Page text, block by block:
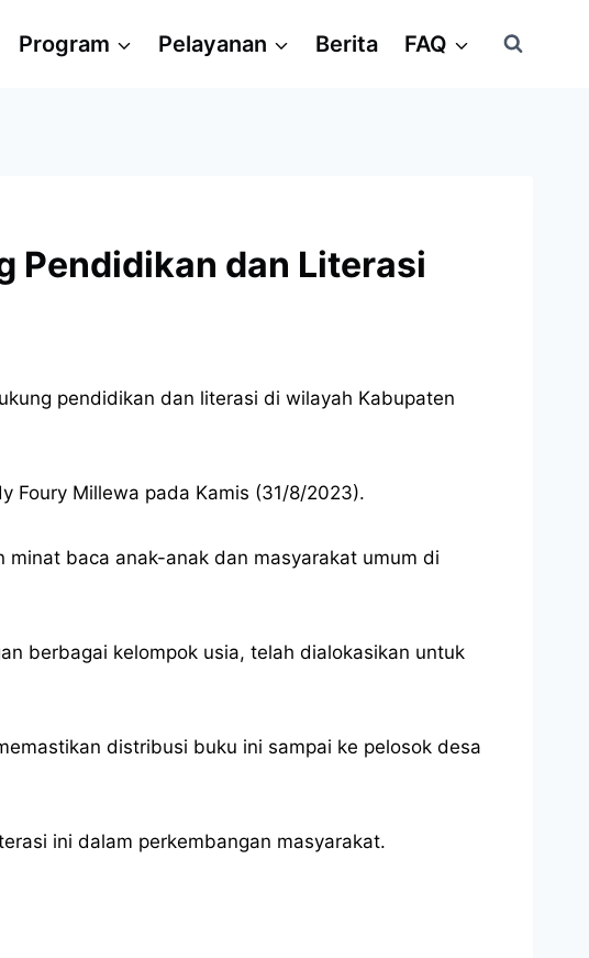
Program Pelayanan Berita FAQ
Pendidikan dan Literasi
pendidikan dan literasi di wilayah Kabupaten
Foury Millewa pada Kamis (31/8/2023).
minat baca anak-anak dan masyarakat umum di
berbagai kelompok usia, telah dialokasikan untuk
distribusi buku ini sampai ke pelosok desa
ini dalam perkembangan masyarakat.